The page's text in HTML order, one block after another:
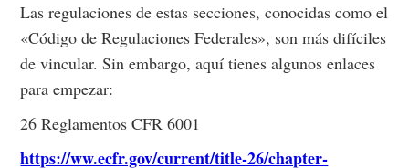
Las regulaciones de estas secciones, conocidas como el
«Código de Regulaciones Federales», son más difíciles
de vincular. Sin embargo, aquí tienes algunos enlaces
para empezar:
26 Reglamentos CFR 6001
https://ww.ecfr.gov/current/title-26/chapter-